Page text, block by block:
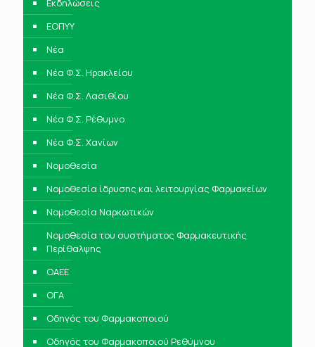
Εκδηλώσεις
ΕΟΠΥΥ
Νέα
Νέα Φ.Σ. Ηρακλείου
Νέα Φ.Σ. Λασιθίου
Νέα Φ.Σ. Ρέθυμνο
Νέα Φ.Σ. Χανίων
Νομοθεσία
Νομοθεσία ίδρυσης και λειτουργίας Φαρμακείων
Νομοθεσία Ναρκωτικών
Νομοθεσία του συστήματος Φαρμακευτικής
Περίθαλψης
ΟΑΕΕ
ΟΓΑ
Οδηγός του Φαρμακοποιού
Οδηγός του Φαρμακοποιού Ρεθύμνου